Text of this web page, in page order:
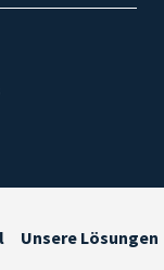
Unsere Lösungen